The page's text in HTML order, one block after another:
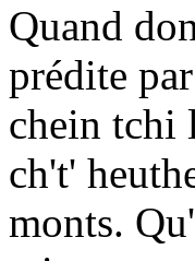
Quand
prédite
chein tchi
ch't'
monts.